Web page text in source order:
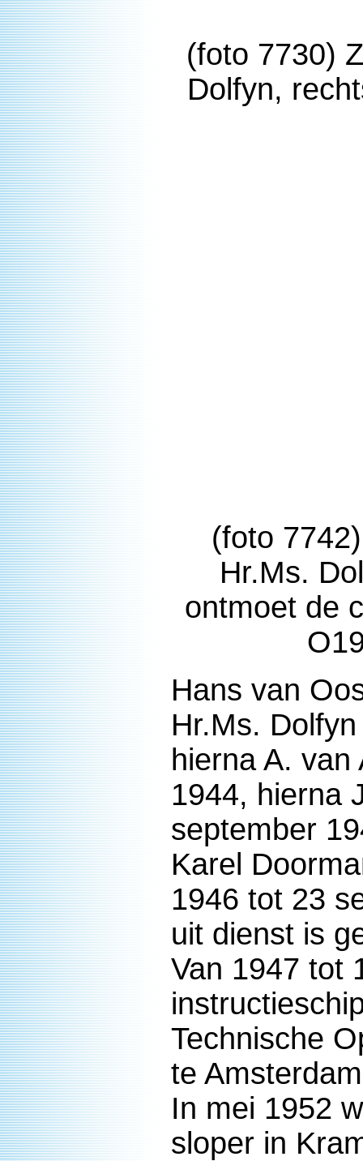
(foto 7730)
Dolfyn,
(foto
Hr.Ms.
ontmoet de
Hans van
Hr.Ms.
hierna A.
1944, hierna
september
Karel
1946 tot 23
uit dienst is
Van 1947 tot
Technische
te
In mei 1952
sloper in